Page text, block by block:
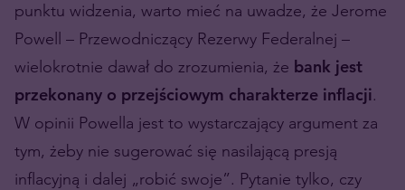
punktu widzenia, warto mieć na uwadze, że Jerome
Powell – Przewodniczący Rezerwy Federalnej –
wielokrotnie dawał do zrozumienia, że bank jest
przekonany o przejściowym charakterze inflacji.
W opinii Powella jest to wystarczający argument za
tym, żeby nie sugerować się nasilającą presją
inflacyjną i dalej „robić swoje”. Pytanie tylko, czy